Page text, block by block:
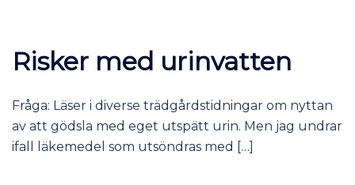
Risker med urinvatten
Fråga: Läser i diverse trädgårdstidningar om nyttan
av att gödsla med eget utspätt urin. Men jag undrar
ifall läkemedel som utsöndras med […]